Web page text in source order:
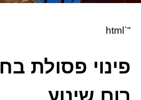
"`html
פינוי פסולת